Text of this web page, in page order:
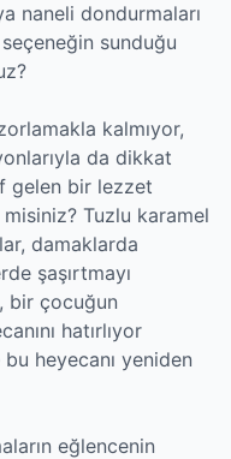
naneli dondurmaları
sunduğu
kalmıyor,
da dikkat
gelen bir lezzet
Tuzlu karamel
damaklarda
şaşırtmayı
bir çocuğun
hatırlıyor
heyecanı yeniden
eğlencenin